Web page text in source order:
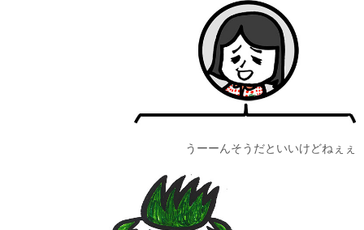
うーーんそうだといいけどねぇぇ